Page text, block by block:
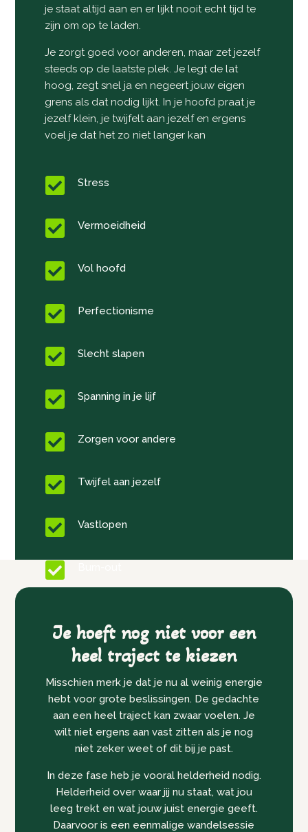
je staat altijd aan en er lijkt nooit echt tijd te
zijn om op te laden.
Je zorgt goed voor anderen, maar zet jezelf
steeds op de laatste plek. Je legt de lat
hoog, zegt snel ja en negeert jouw eigen
grens als dat nodig lijkt. In je hoofd praat je
jezelf klein, je twijfelt aan jezelf en ergens
voel je dat het zo niet langer kan
 Stress
 Vermoeidheid
 Vol hoofd
 Perfectionisme
 Slecht slapen
 Spanning in je lijf
 Zorgen voor andere
 Twijfel aan jezelf
 Vastlopen

Je hoeft nog niet voor een
heel traject te kiezen
Misschien merk je dat je nu al weinig energie
hebt voor grote beslissingen. De gedachte
aan een heel traject kan zwaar voelen. Je
wilt niet ergens aan vast zitten als je nog
niet zeker weet of dit bij je past.
In deze fase heb je vooral helderheid nodig.
Helderheid over waar jij nu staat, wat jou
leeg trekt en wat jouw juist energie geeft.
Daarvoor is een eenmalige wandelsessie